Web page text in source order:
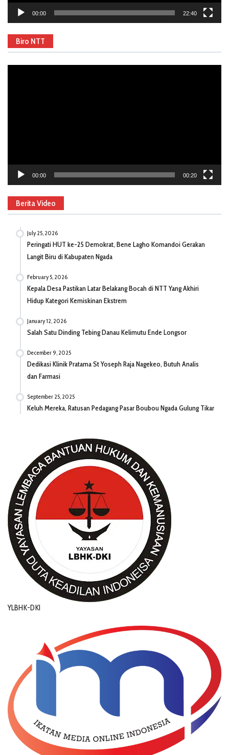
00:00 22:40
Biro NTT
00:00 00:20
Berita Video
July 25, 2026
Peringati HUT ke-25 Demokrat, Bene Lagho Komandoi Gerakan
Langit Biru di Kabupaten Ngada
February 5, 2026
Kepala Desa Pastikan Latar Belakang Bocah di NTT Yang Akhiri
Hidup Kategori Kemiskinan Ekstrem
January 12, 2026
Salah Satu Dinding Tebing Danau Kelimutu Ende Longsor
December 9, 2025
Dedikasi Klinik Pratama St Yoseph Raja Nagekeo, Butuh Analis
dan Farmasi
September 25, 2025
Keluh Mereka, Ratusan Pedagang Pasar Boubou Ngada Gulung Tikar
YLBHK-DKI